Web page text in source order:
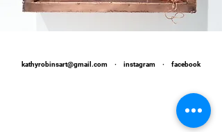
kathyrobinsart@gmail.com · instagram · facebook